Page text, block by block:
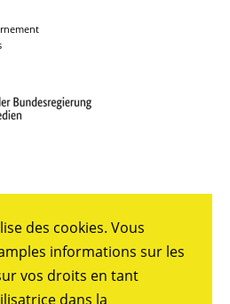
des cookies. Vous
informations sur les
vos droits en tant
dans la